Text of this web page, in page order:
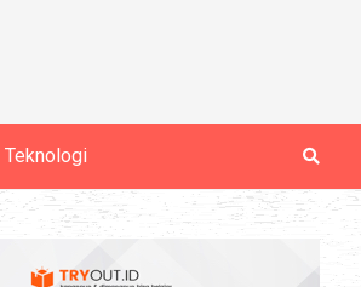
Teknologi